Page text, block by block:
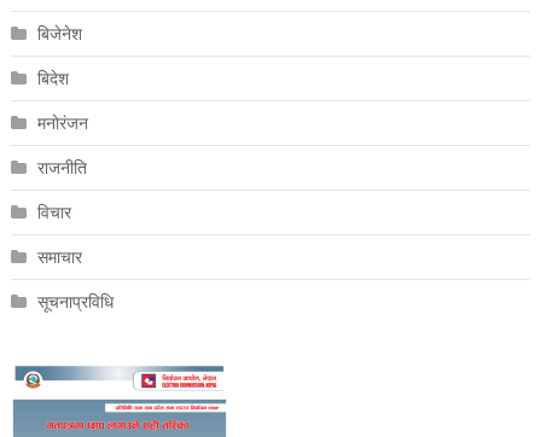
बिजेनेश
बिदेश
मनोरंजन
राजनीति
विचार
समाचार
सूचनाप्रविधि